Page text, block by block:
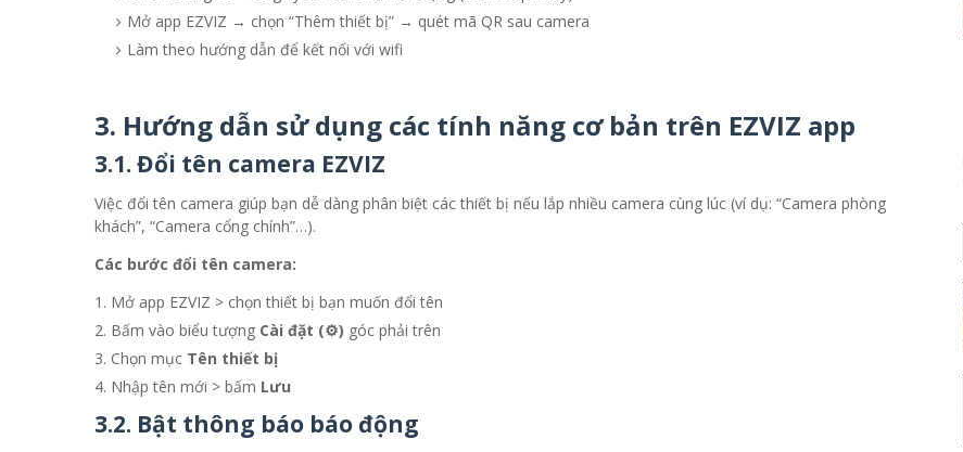
Mở app EZVIZ → chọn “Thêm thiết bị” → quét mã QR sau camera
Làm theo hướng dẫn để kết nối với wifi
3. Hướng dẫn sử dụng các tính năng cơ bản trên EZVIZ app
3.1. Đổi tên camera EZVIZ
Việc đổi tên camera giúp bạn dễ dàng phân biệt các thiết bị nếu lắp nhiều camera cùng lúc (ví dụ: “Camera phòng
khách”, “Camera cổng chính”…).
Các bước đổi tên camera:
Mở app EZVIZ > chọn thiết bị bạn muốn đổi tên
Bấm vào biểu tượng Cài đặt (⚙️) góc phải trên
Chọn mục Tên thiết bị
Nhập tên mới > bấm Lưu
3.2. Bật thông báo báo động